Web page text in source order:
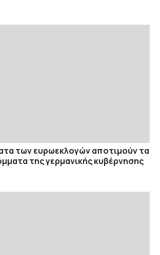
των ευρωεκλογών αποτιμούν τα
της γερμανικής κυβέρνησης